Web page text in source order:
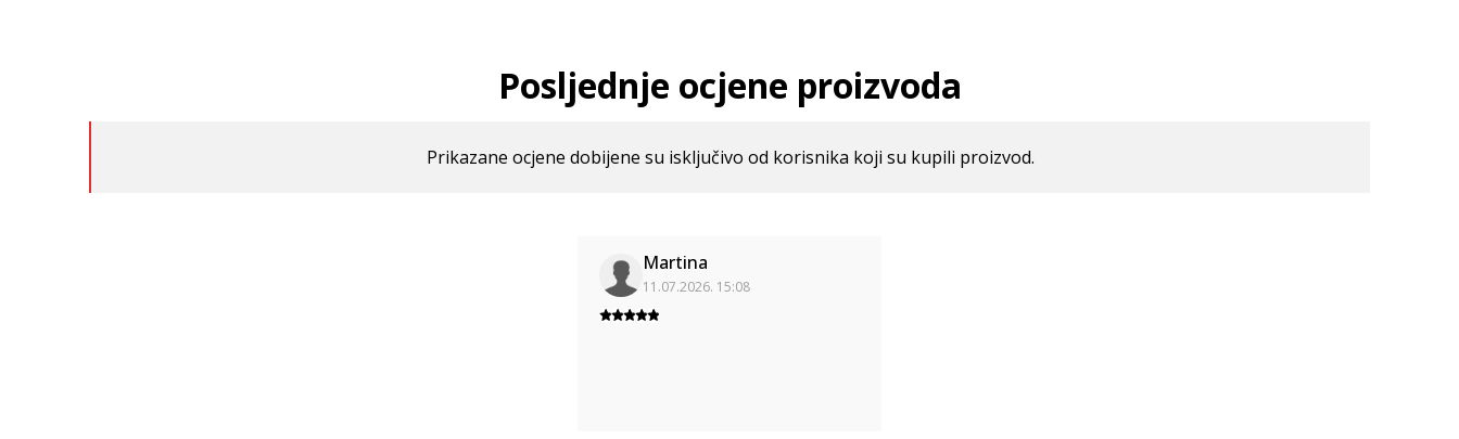
Posljednje ocjene proizvoda
Prikazane ocjene dobijene su isključivo od korisnika koji su kupili proizvod.
Martina
11.07.2026. 15:08